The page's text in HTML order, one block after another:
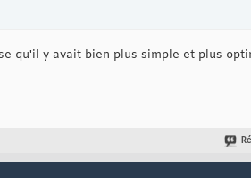
qu'il y avait bien plus simple et plus